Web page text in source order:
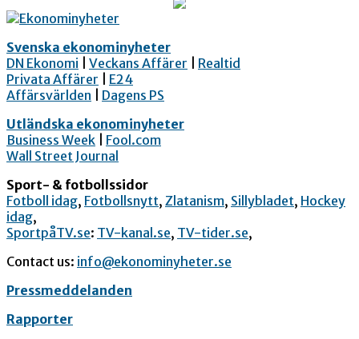
Svenska ekonominyheter
DN Ekonomi
Veckans Affärer
Realtid
Privata Affärer
E24
Affärsvärlden
Dagens PS
Utländska ekonominyheter
Business Week
Fool.com
Wall Street Journal
Sport- & fotbollssidor
Fotboll idag, Fotbollsnytt, Zlatanism, Sillybladet, Hockey
idag,
SportpåTV.se: TV-kanal.se, TV-tider.se,
Contact us: info@ekonominyheter.se
Pressmeddelanden
Rapporter